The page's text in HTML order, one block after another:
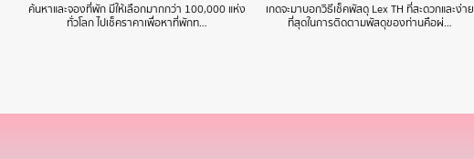
ค้นหาและจองที่พัก มีให้เลือกมากกว่า 100,000 แห่ง
ทั่วโลก ไปเช็คราคาเพื่อหาที่พักท…
เกดจะมาบอกวิธีเช็คพัสดุ Lex TH ที่สะดวกและง่าย
ที่สุดในการติดตามพัสดุของท่านคือผ่…